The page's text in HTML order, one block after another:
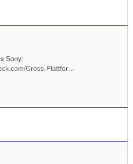
Sony:
Cross-Plattfor…